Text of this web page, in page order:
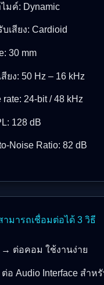
มค์: Dynamic
เสียง: Cardioid
30 mm
ยง: 50 Hz – 16 kHz
rate: 24-bit / 48 kHz
128 dB
Noise Ratio: 82 dB
ามารถเชื่อมต่อได้ 3 วิธี
→ ต่อคอม ใช้งานง่าย
อ Audio Interface สำห